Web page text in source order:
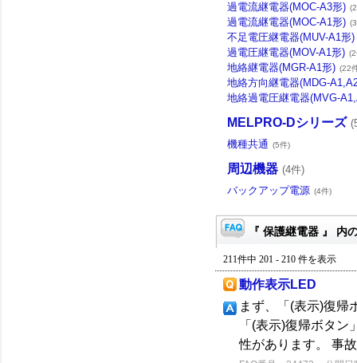
過電流継電器(MOC-A3形)
過電流継電器(MOC-A1形)
不足電圧継電器(MUV-A1形)
過電圧継電器(MOV-A1形)
地絡継電器(MGR-A1形) (22
地絡方向継電器(MDG-
地絡過電圧継電器(MVG-
MELPRO-Dシリーズ
機種共通 (5件)
周辺機器 (4件)
バックアップ電源 (4件)
『 保護継電器 』 内
211件中 201 - 210 件を表示
動作表示LED
まず、「(表示)復帰
「(表示)復帰ボタ
性があります。 事